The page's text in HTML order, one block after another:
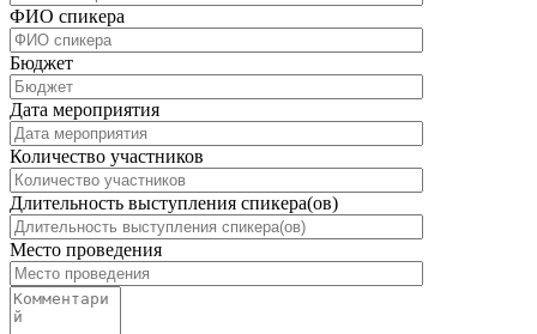
ФИО спикера
Бюджет
Дата мероприятия
Количество участников
Длительность выступления спикера(ов)
Место проведения